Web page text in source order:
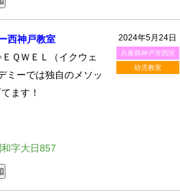
2024年5月24日
兵庫県神戸市西区
幼児教室
西神戸教室
ＱＷＥＬ（イクウェ
ミーでは独自のメソッ
ます！
字大日857